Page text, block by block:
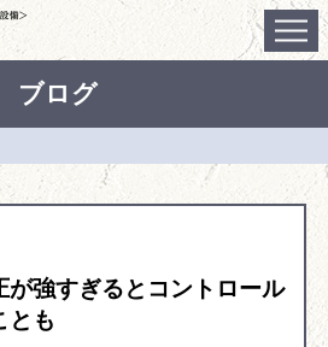
ブログ
が強すぎるとコントロール
とも